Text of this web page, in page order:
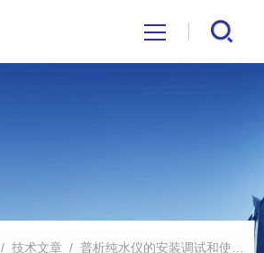
/技术文章 / 普析纯水仪的安装调试和使用方法的原理